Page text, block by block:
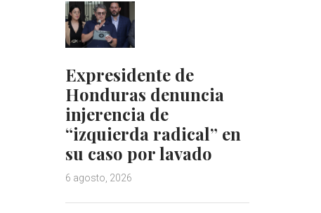
Expresidente de
Honduras denuncia
injerencia de
“izquierda radical” en
su caso por lavado
6 agosto, 2026